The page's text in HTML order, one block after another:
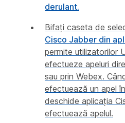
derulant.
Bifați caseta de
Cisco Jabber din
permite utilizatorilor
efectueze apeluri
sau prin Webex.
efectuează un apel
deschide aplicația
efectuează apelul.